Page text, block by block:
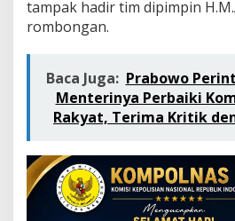
S
g
g
a
k
a
n
tampak hadir tim dipimpin
rombongan.
Baca Juga: Prabowo
Menterinya Perbaiki
Rakyat, Terima Kritik